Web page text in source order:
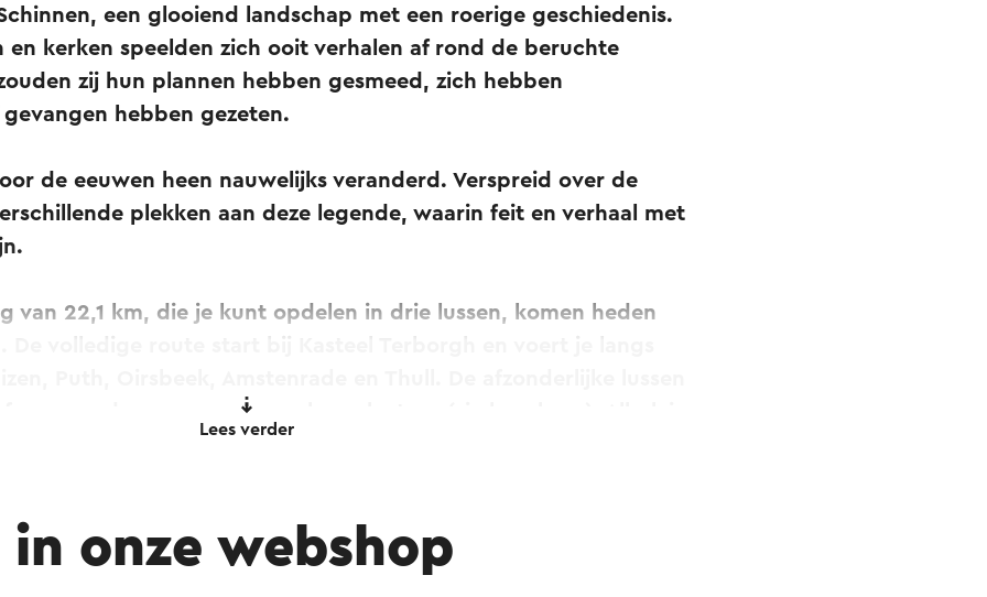
een glooiend landschap met een roerige geschiedenis.
en kerken speelden zich ooit verhalen af rond de beruchte
zij hun plannen hebben gesmeed, zich hebben
hebben gezeten.
de eeuwen heen nauwelijks veranderd. Verspreid over de
plekken aan deze legende, waarin feit en verhaal met
van 22,1 km, die je kunt opdelen in drie lussen, komen heden
een van de aangegeven parkeerplaatsen (zie brochure). Allerlei
57 - 26 - 11 - 70 - 90 - 35 - 72 - 32 - 30 - 39 - 94 - 18 - 40 - 22
Lees verder
in onze webshop